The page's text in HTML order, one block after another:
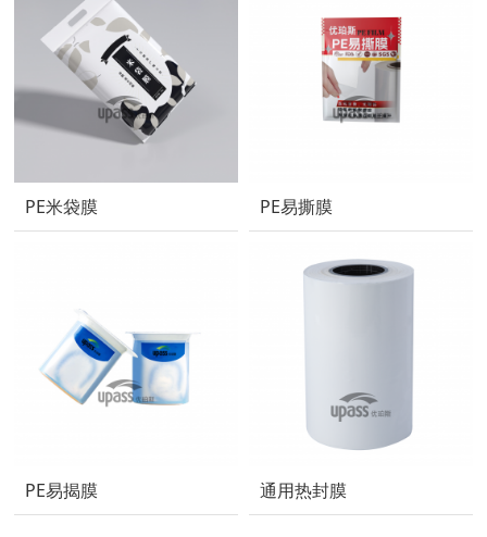
PE米袋膜 PE易撕膜
PE易揭膜 通用热封膜